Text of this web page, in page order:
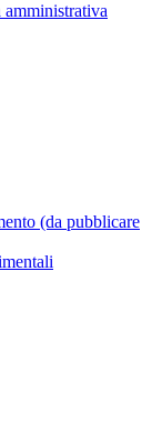
(da pubblicare